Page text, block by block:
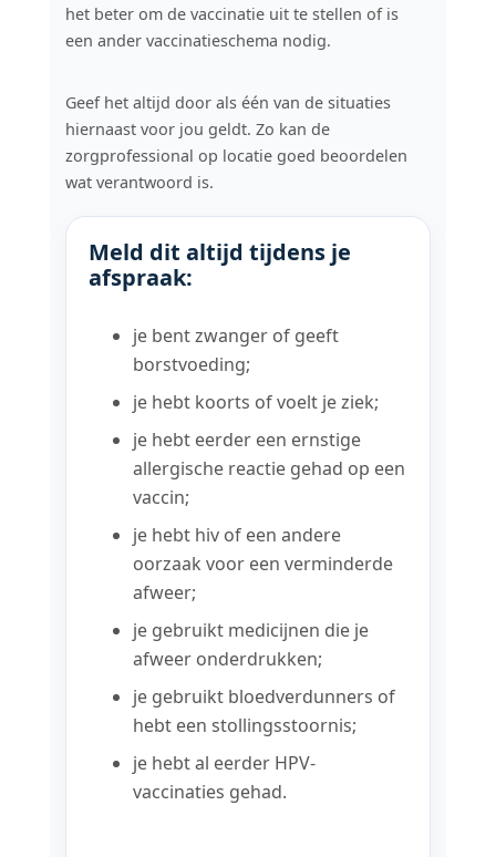
het beter om de vaccinatie uit te stellen of is
een ander vaccinatieschema nodig.
Geef het altijd door als één van de situaties
hiernaast voor jou geldt. Zo kan de
zorgprofessional op locatie goed beoordelen
wat verantwoord is.
Meld dit altijd tijdens je
afspraak:
je bent zwanger of geeft
borstvoeding;
je hebt koorts of voelt je ziek;
je hebt eerder een ernstige
allergische reactie gehad op een
vaccin;
je hebt hiv of een andere
oorzaak voor een verminderde
afweer;
je gebruikt medicijnen die je
afweer onderdrukken;
je gebruikt bloedverdunners of
hebt een stollingsstoornis;
je hebt al eerder HPV-
vaccinaties gehad.